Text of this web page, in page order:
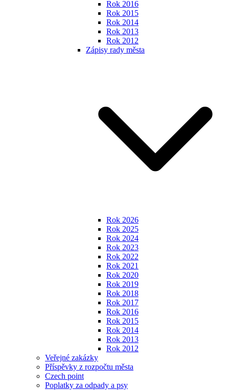
Rok 2016
Rok 2015
Rok 2014
Rok 2013
Rok 2012
Zápisy rady města
Rok 2026
Rok 2025
Rok 2024
Rok 2023
Rok 2022
Rok 2021
Rok 2020
Rok 2019
Rok 2018
Rok 2017
Rok 2016
Rok 2015
Rok 2014
Rok 2013
Rok 2012
Veřejné zakázky
Příspěvky z rozpočtu města
Czech point
Poplatky za odpady a psy